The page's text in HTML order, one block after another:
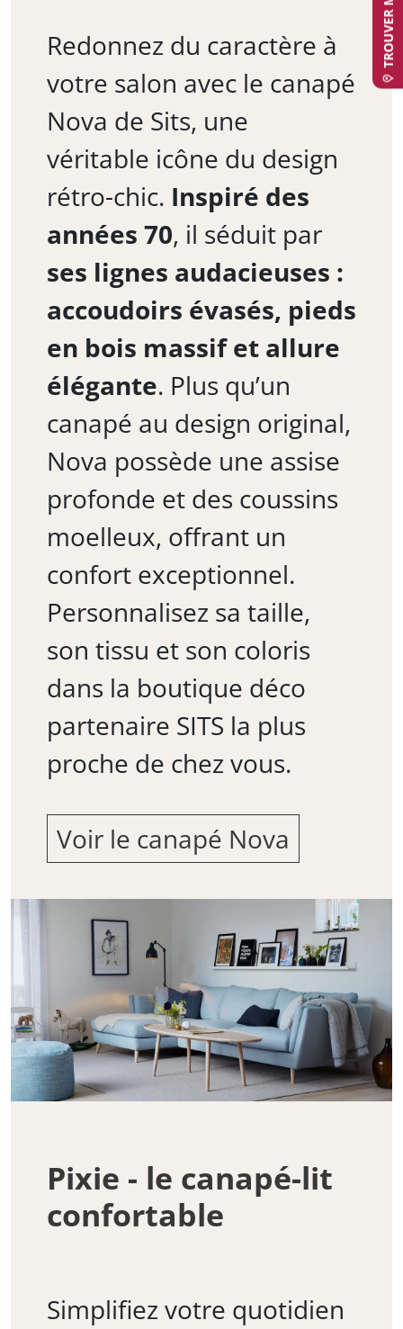
Redonnez du caractère à
votre salon avec le canapé
Nova de Sits, une
véritable icône du design
rétro-chic. Inspiré des
années 70, il séduit par
ses lignes audacieuses :
accoudoirs évasés, pieds
en bois massif et allure
élégante. Plus qu’un
canapé au design original,
Nova possède une assise
profonde et des coussins
moelleux, offrant un
confort exceptionnel.
Personnalisez sa taille,
son tissu et son coloris
dans la boutique déco
partenaire SITS la plus
proche de chez vous.
Voir le canapé Nova
Pixie - le canapé-lit
confortable
Simplifiez votre quotidien